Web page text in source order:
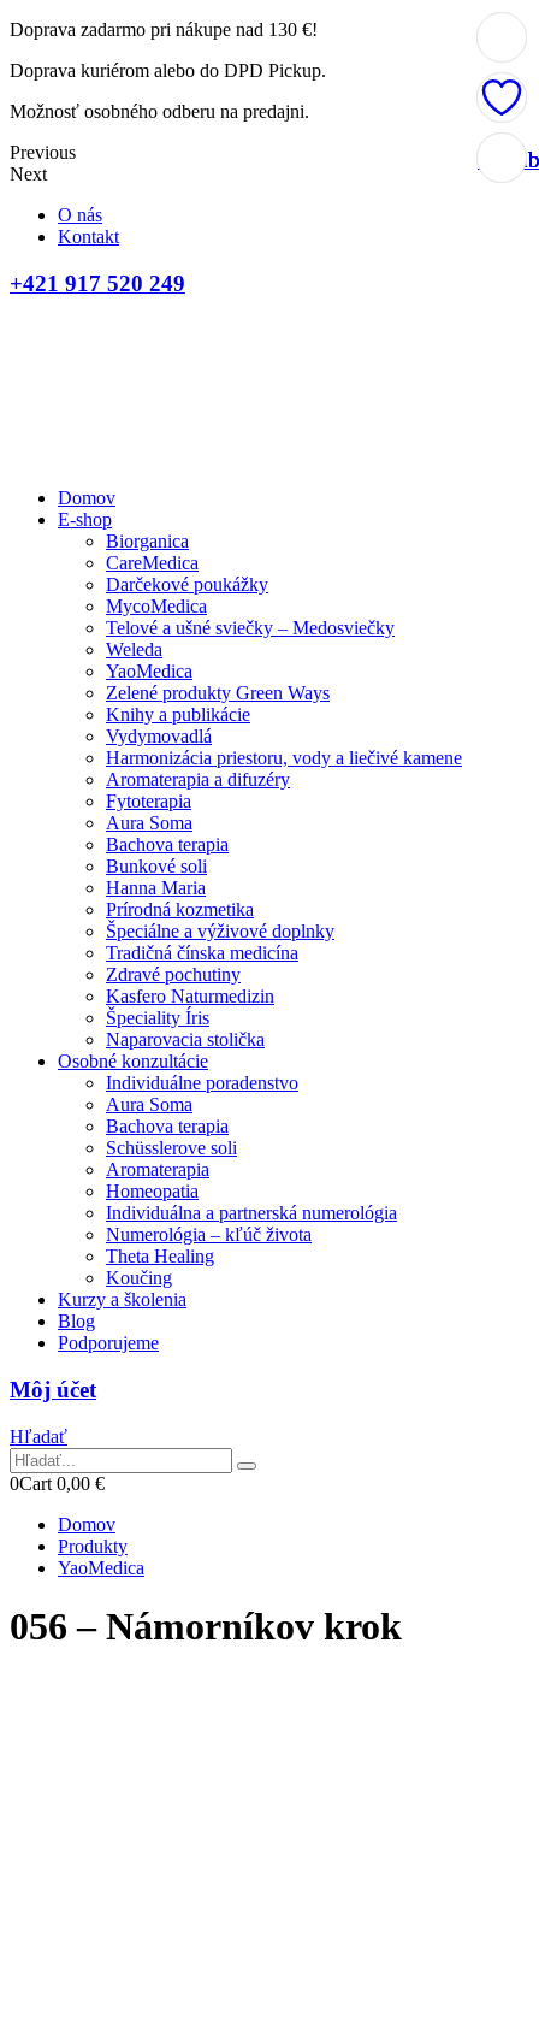
Doprava zadarmo pri nákupe nad 130 €!
Doprava kuriérom alebo do DPD Pickup.
Možnosť osobného odberu na predajni.
Previous
Next
O nás
Kontakt
+421 917 520 249
Domov
E-shop
Biorganica
CareMedica
Darčekové poukážky
MycoMedica
Telové a ušné sviečky – Medosviečky
Weleda
YaoMedica
Zelené produkty Green Ways
Knihy a publikácie
Vydymovadlá
Harmonizácia priestoru, vody a liečivé kamene
Aromaterapia a difuzéry
Fytoterapia
Aura Soma
Bachova terapia
Bunkové soli
Hanna Maria
Prírodná kozmetika
Špeciálne a výživové doplnky
Tradičná čínska medicína
Zdravé pochutiny
Kasfero Naturmedizin
Špeciality Íris
Naparovacia stolička
Osobné konzultácie
Individuálne poradenstvo
Aura Soma
Bachova terapia
Schüsslerove soli
Aromaterapia
Homeopatia
Individuálna a partnerská numerológia
Numerológia – kľúč života
Theta Healing
Koučing
Kurzy a školenia
Blog
Podporujeme
Môj účet
Hľadať
0Cart 0,00 €
Domov
Produkty
YaoMedica
056 – Námorníkov krok